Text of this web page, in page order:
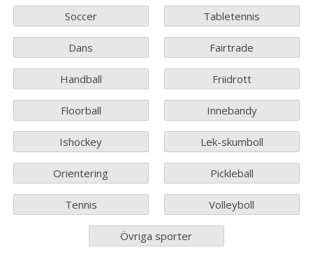
Soccer Tabletennis
Dans Fairtrade
Handball Friidrott
Floorball Innebandy
Ishockey Lek-skumboll
Orientering Pickleball
Tennis Volleyboll
Övriga sporter